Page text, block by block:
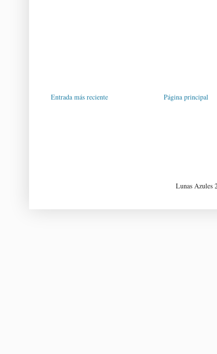
Entrada más reciente Página principal
Lunas Azules